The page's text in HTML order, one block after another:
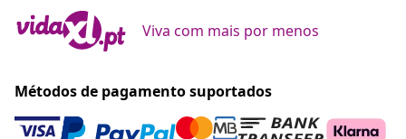
Viva com mais por menos
Métodos de pagamento suportados